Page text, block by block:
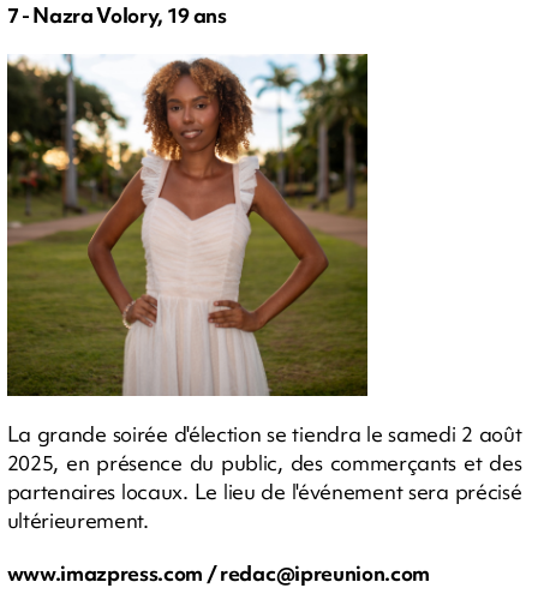
7 - Nazra Volory, 19 ans
La grande soirée d'élection se tiendra le samedi 2 août
2025, en présence du public, des commerçants et des
partenaires locaux. Le lieu de l'événement sera précisé
ultérieurement.
www.imazpress.com /redac@ipreunion.com